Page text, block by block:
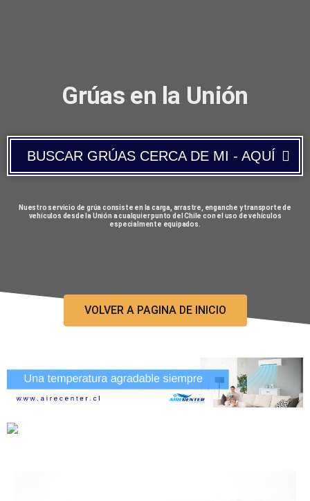
Grúas en la Unión
BUSCAR GRÚAS CERCA DE MI - AQUÍ
Nuestro servicio de grúa consiste en la carga, arrastre, enganche y transporte de
vehículos desde la Unión a cualquier punto del Chile con el uso de vehículos
especialmente equipados.
VOLVER A PAGINA DE INICIO